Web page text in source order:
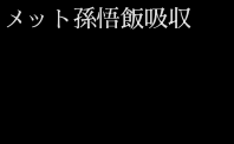
ット孫悟飯吸収